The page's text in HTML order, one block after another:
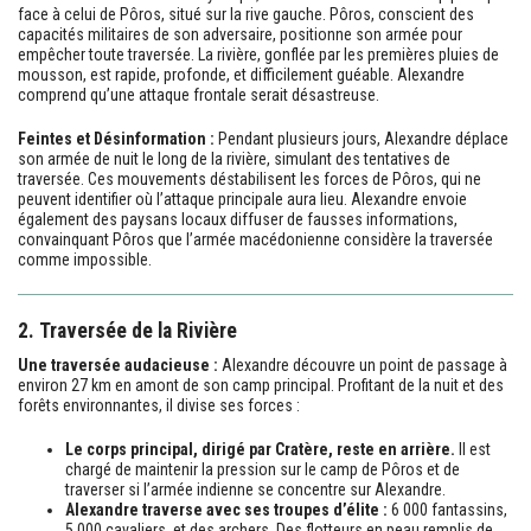
face à celui de Pôros, situé sur la rive gauche. Pôros, conscient des
capacités militaires de son adversaire, positionne son armée pour
empêcher toute traversée. La rivière, gonflée par les premières pluies de
mousson, est rapide, profonde, et difficilement guéable. Alexandre
comprend qu’une attaque frontale serait désastreuse.
Feintes et Désinformation : Pendant plusieurs jours, Alexandre déplace
son armée de nuit le long de la rivière, simulant des tentatives de
traversée. Ces mouvements déstabilisent les forces de Pôros, qui ne
peuvent identifier où l’attaque principale aura lieu. Alexandre envoie
également des paysans locaux diffuser de fausses informations,
convainquant Pôros que l’armée macédonienne considère la traversée
comme impossible.
2. Traversée de la Rivière
Une traversée audacieuse : Alexandre découvre un point de passage à
environ 27 km en amont de son camp principal. Profitant de la nuit et des
forêts environnantes, il divise ses forces :
Le corps principal, dirigé par Cratère, reste en arrière. Il est
chargé de maintenir la pression sur le camp de Pôros et de
traverser si l’armée indienne se concentre sur Alexandre.
Alexandre traverse avec ses troupes d’élite : 6 000 fantassins,